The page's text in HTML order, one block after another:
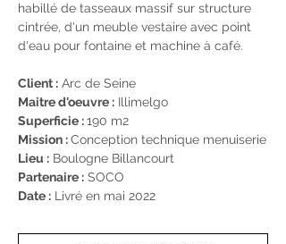
habillé de tasseaux massif sur structure
cintrée, d'un meuble vestaire avec point
d'eau pour fontaine et machine à café.
Client : Arc de Seine
Maitre d'oeuvre : Illimelgo
Superficie :190 m2
Mission :Conception technique menuiserie
Lieu : Boulogne Billancourt
Partenaire : SOCO
Date : Livré en mai 2022